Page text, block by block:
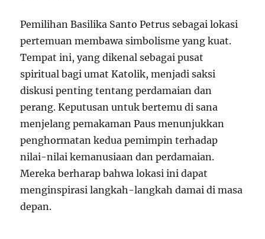
Pemilihan Basilika Santo Petrus sebagai lokasi
pertemuan membawa simbolisme yang kuat.
Tempat ini, yang dikenal sebagai pusat
spiritual bagi umat Katolik, menjadi saksi
diskusi penting tentang perdamaian dan
perang. Keputusan untuk bertemu di sana
menjelang pemakaman Paus menunjukkan
penghormatan kedua pemimpin terhadap
nilai-nilai kemanusiaan dan perdamaian.
Mereka berharap bahwa lokasi ini dapat
menginspirasi langkah-langkah damai di masa
depan.